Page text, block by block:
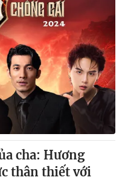
cha: Hương
thân thiết với